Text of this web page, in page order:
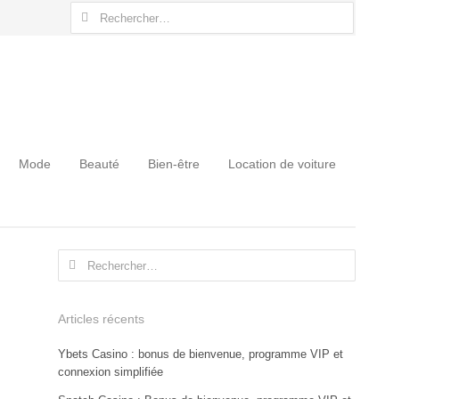
Rechercher :
Mode Beauté Bien-être Location de voiture
Rechercher :
Articles récents
Ybets Casino : bonus de bienvenue, programme VIP et
connexion simplifiée